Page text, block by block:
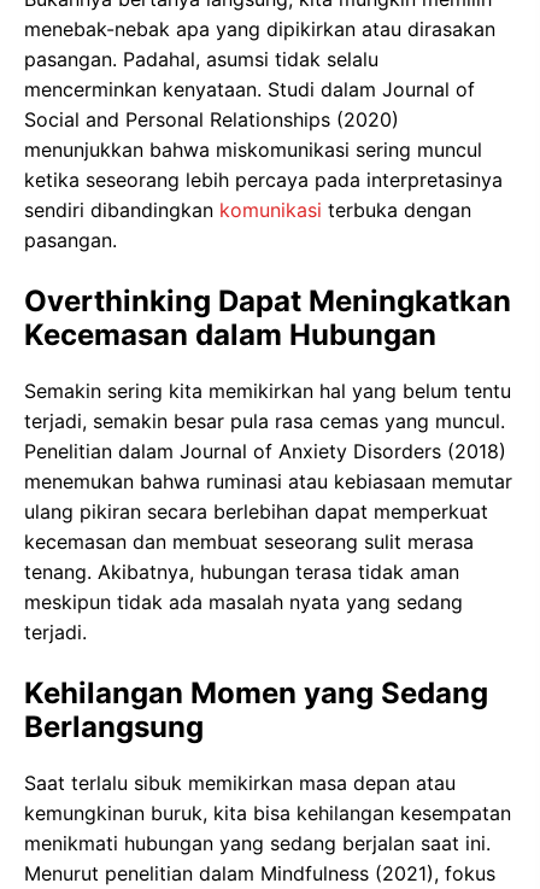
menebak-nebak apa yang dipikirkan atau dirasakan
pasangan. Padahal, asumsi tidak selalu
mencerminkan kenyataan. Studi dalam Journal of
Social and Personal Relationships (2020)
menunjukkan bahwa miskomunikasi sering muncul
ketika seseorang lebih percaya pada interpretasinya
sendiri dibandingkan komunikasi terbuka dengan
pasangan.
Overthinking Dapat Meningkatkan
Kecemasan dalam Hubungan
Semakin sering kita memikirkan hal yang belum tentu
terjadi, semakin besar pula rasa cemas yang muncul.
Penelitian dalam Journal of Anxiety Disorders (2018)
menemukan bahwa ruminasi atau kebiasaan memutar
ulang pikiran secara berlebihan dapat memperkuat
kecemasan dan membuat seseorang sulit merasa
tenang. Akibatnya, hubungan terasa tidak aman
meskipun tidak ada masalah nyata yang sedang
terjadi.
Kehilangan Momen yang Sedang
Berlangsung
Saat terlalu sibuk memikirkan masa depan atau
kemungkinan buruk, kita bisa kehilangan kesempatan
menikmati hubungan yang sedang berjalan saat ini.
Menurut penelitian dalam Mindfulness (2021), fokus